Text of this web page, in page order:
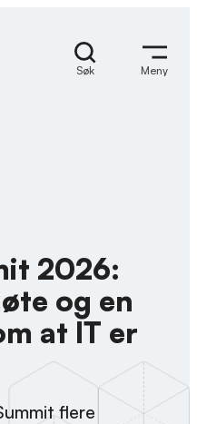
Søk Meny
2026:
og en
at IT er
flere